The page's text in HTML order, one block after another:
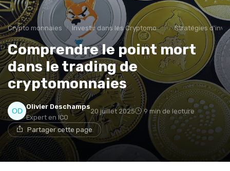
Crypto monnaies Investir dans les Cryptomonnaies Stratégies
Comprendre le point mort
dans le trading de
cryptomonnaies
Olivier Deschamps
Expert en ICO
20 juillet 2025 9 min de lecture
Partager cette page